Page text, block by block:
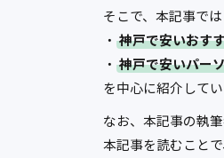
そこで、本記事では
・ 神戸で安いおす
・ 神戸で安いパー
を中心に紹介してい
なお、本記事の執
本記事を読むこと